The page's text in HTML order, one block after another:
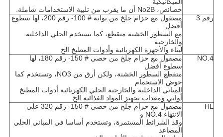
الميكانيكية
خصائص، No2B أن ما يقرب من تلبية الاستخدامات شاملة.
رقم 3
مصقول مع حزام جلخ من بوابة # 100- رقم 200، لها سطوع
أفضل
مع السطور الخشنة متقطع، كما تستخدم الحلي الداخلية
والخارجية
لبناء والأجهزة الكهربائية وأدوات المطبخ الخ
NO.4
مصقول مع حزام جلخ من حصى # 150- رقم 180، لها
سطوع أفضل
متقطع السطور الخشنة، ولكن أرق من NO3، وتستخدم كما
حوض الاستحمام
المباني الداخلية والخارجية الحلي الكهربائية أدوات المطبخ
أواني ومعدات تجهيز المواد الغذائية الخ
HL
مصقول مع حزام جلخ من حصى # 150- رقم 320 على
الانتهاء NO.4 و
وقد الشرائط المستمرة، وتستخدم أساسا في المباني الحلي
المصاعد